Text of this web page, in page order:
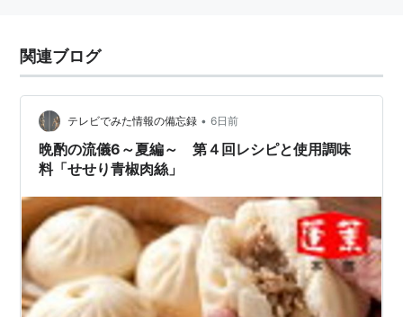
関連ブログ
テレビでみた情報の備忘録 • 6日前
晩酌の流儀6～夏編～ 第４回レシピと使用調味
料「せせり青椒肉絲」